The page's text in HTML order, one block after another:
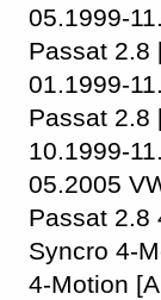
05.1999-
Passat 2.8
01.1999-
Passat 2.8
10.1999-
05.2005
Passat 2.8
Syncro 4-
4-Motion